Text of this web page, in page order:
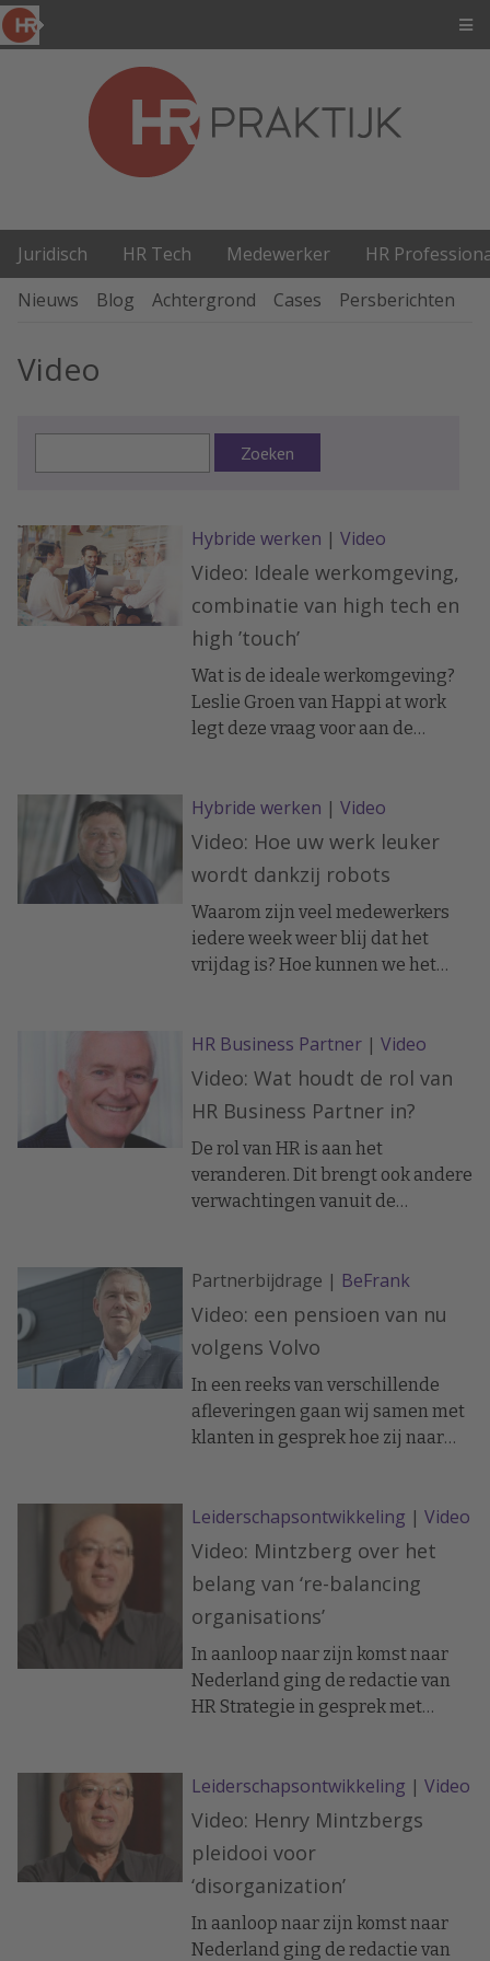
Juridisch HR Tech Medewerker
HR
Nieuws
Blog Achtergrond Cases Persberichten
Video
Zoeken
Hybride werken | Video
Video: Ideale werkomgeving,
combinatie van high tech en
high ’touch’
Wat is de ideale werkomgeving?
Leslie Groen van Happi at work
legt deze vraag voor aan de
november plaatsvond in De
Rijtuigenloods in Amersfoort.
Hybride werken | Video
Video: Hoe uw werk leuker
wordt dankzij robots
Waarom zijn veel medewerkers
iedere week weer blij dat het
vrijdag is? Hoe kunnen we het
slag gaan? De oplossing: robots.
Leslie Groen van Happi at work
Arjen van Berkum, keynote
speaker op het event
Tomorrow@work.
HR Business Partner | Video
Video: Wat houdt de rol van
HR Business Partner in?
De rol van HR is aan het
veranderen. Dit brengt ook andere
verwachtingen vanuit de
invulling van de HR Business
Partner?
Partnerbijdrage | BeFrank
Video: een pensioen van nu
volgens Volvo
In een reeks van verschillende
afleveringen gaan wij samen met
klanten in gesprek hoe zij naar
een pensioen van nu? Volvo en
BeFrank richten zich samen op de
toekomst. Samen doen we er alles
aan om de toekomst veilig te
stellen met beiden een eigen doel.
Welk doel? Bekijk de video.
Leiderschapsontwikkeling | Video
Video: Mintzberg over het
belang van ‘re-balancing
organisations’
In aanloop naar zijn komst naar
Nederland ging de redactie van
HR Strategie in gesprek met
organisatievragen. Wat kunnen
we leren van familiebedrijven?
Hoe kunnen we grote bedrijven zo
organiseren dat we ons niet
alleen laten leiden door wat de
aandeelhouders drijft?
Leiderschapsontwikkeling | Video
Video: Henry Mintzbergs
pleidooi voor
‘disorganization’
In aanloop naar zijn komst naar
Nederland ging de redactie van